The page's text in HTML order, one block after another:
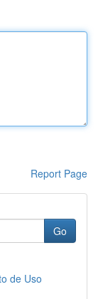
Report Page
Go
de Uso